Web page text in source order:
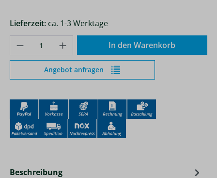
Lieferzeit: ca. 1-3 Werktage
Produkt Anzahl: Gib den gewünschten
In den Warenkorb
Angebot anfragen
Beschreibung